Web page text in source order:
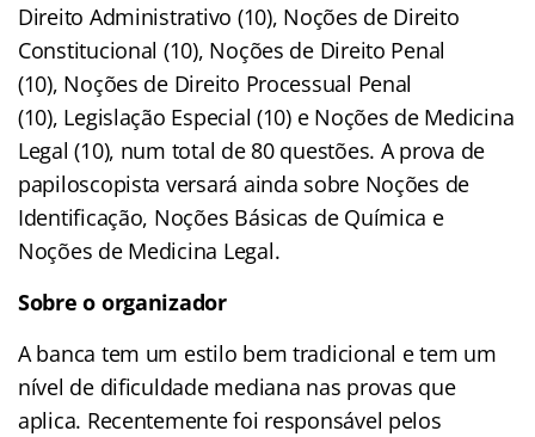
Direito Administrativo (10), Noções de Direito
Constitucional (10), Noções de Direito Penal
(10), Noções de Direito Processual Penal
(10), Legislação Especial (10) e Noções de Medicina
Legal (10), num total de 80 questões. A prova de
papiloscopista versará ainda sobre Noções de
Identificação, Noções Básicas de Química e
Noções de Medicina Legal.
Sobre o organizador
A banca tem um estilo bem tradicional e tem um
nível de dificuldade mediana nas provas que
aplica. Recentemente foi responsável pelos